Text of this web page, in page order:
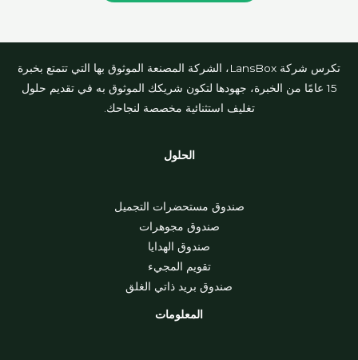
تكرس شركة LansBox، الشركة المصنعة الموثوق بها التي تتمتع بخبرة
15 عامًا من الخبرة، جهودها لتكون شريكك الموثوق به في تقديم حلول
تغليف استثنائية مخصصة لنجاحك.
الحلول
صندوق مستحضرات التجميل
صندوق مجوهرات
صندوق الهدايا
تقويم المجيء
صندوق بريد ذاتي الغلق
المعلومات